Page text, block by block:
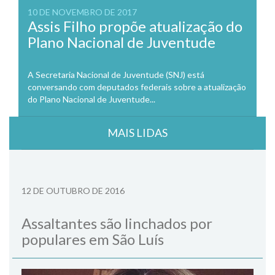
10 DE NOVEMBRO DE 2017
Assis Filho propõe atualização do
Plano Nacional de Juventude
A Secretaria Nacional de Juventude (SNJ) está
conversando com deputados federais sobre a atualização
do Plano Nacional de Juventude...
MAIS LIDAS
12 DE OUTUBRO DE 2016
Assaltantes são linchados por
populares em São Luís